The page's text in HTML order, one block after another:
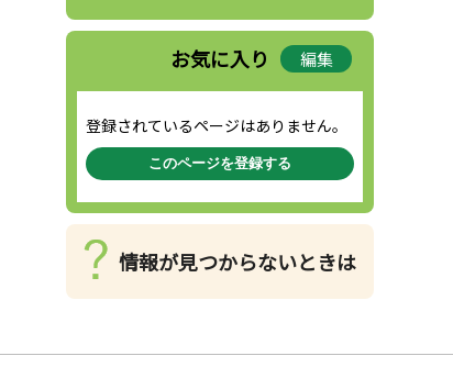
お気に入り 編集
登録されているページはありません。
このページを登録する
情報が見つからないときは